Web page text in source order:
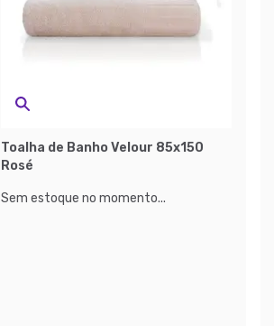
Toalha de Banho Velour 85x150
Rosé
Sem estoque no momento...